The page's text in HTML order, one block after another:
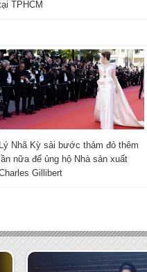
TPHCM
Lý Nhã Kỳ sải bước thảm đỏ thêm
lần nữa để ủng hộ Nhà sản xuất
Gillibert